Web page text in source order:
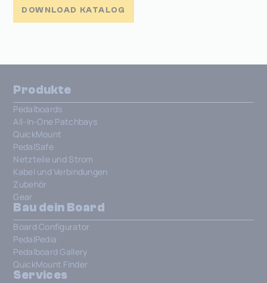
DOWNLOAD KATALOG
Produkte
Pedalboards
All-In-One Patchbays
QuickMount
PedalSafe
Netzteile und Strom
Kabel und Verbindungen
Zubehör
Gear
Bau dein Board
Board Configurator
PedalPedia
Pedalboard Gallery
QuickMount Finder
Services